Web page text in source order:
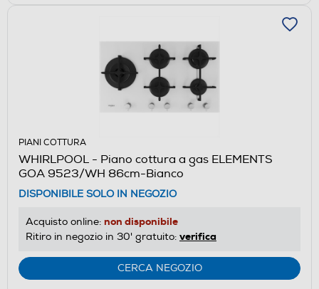
PIANI COTTURA
WHIRLPOOL - Piano cottura a gas ELEMENTS
GOA 9523/WH 86cm-Bianco
DISPONIBILE SOLO IN NEGOZIO
Acquisto online: non disponibile
Ritiro in negozio in 30' gratuito: verifica
CERCA NEGOZIO